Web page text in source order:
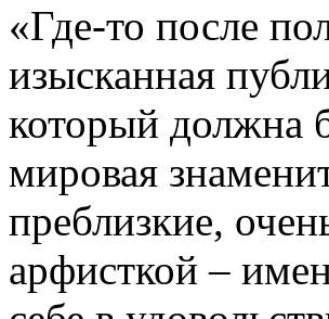
«Где-то после
изысканная
который должна
мировая
преблизкие,
арфисткой –